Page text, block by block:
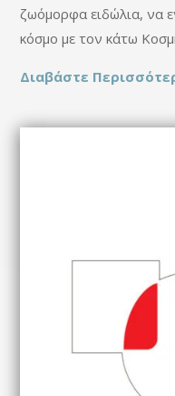
ζωόμορφα ειδώλια, να
κόσμο με τον κάτω
Διαβάστε